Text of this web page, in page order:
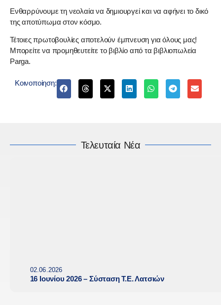
Ενθαρρύνουμε τη νεολαία να δημιουργεί και να αφήνει το δικό
της αποτύπωμα στον κόσμο.
Τέτοιες πρωτοβουλίες αποτελούν έμπνευση για όλους μας!
Μπορείτε να προμηθευτείτε το βιβλίο από τα βιβλιοπωλεία
Parga.
Κοινοποίηση:
Τελευταία Νέα
02.06.2026
16 Ιουνίου 2026 – Σύσταση Τ.Ε. Λατσιών